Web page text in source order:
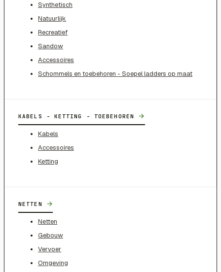
Synthetisch
Natuurlijk
Recreatief
Sandow
Accessoires
Schommels en toebehoren - Soepel ladders op maat
KABELS - KETTING - TOEBEHOREN →
Kabels
Accessoires
Ketting
NETTEN →
Netten
Gebouw
Vervoer
Omgeving